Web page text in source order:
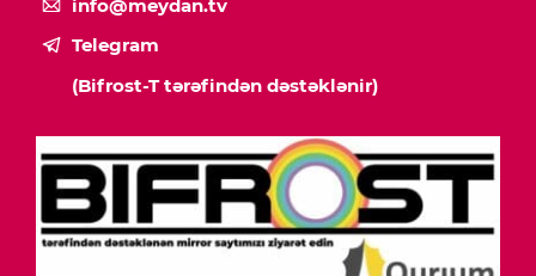
info@meydan.tv
Telegram
(Bifrost-T tərəfindən dəstəklənir)